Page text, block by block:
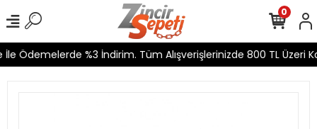
Ödemelerde %3 İndirim. Tüm Alışverişlerinizde 800 TL Üzeri
0